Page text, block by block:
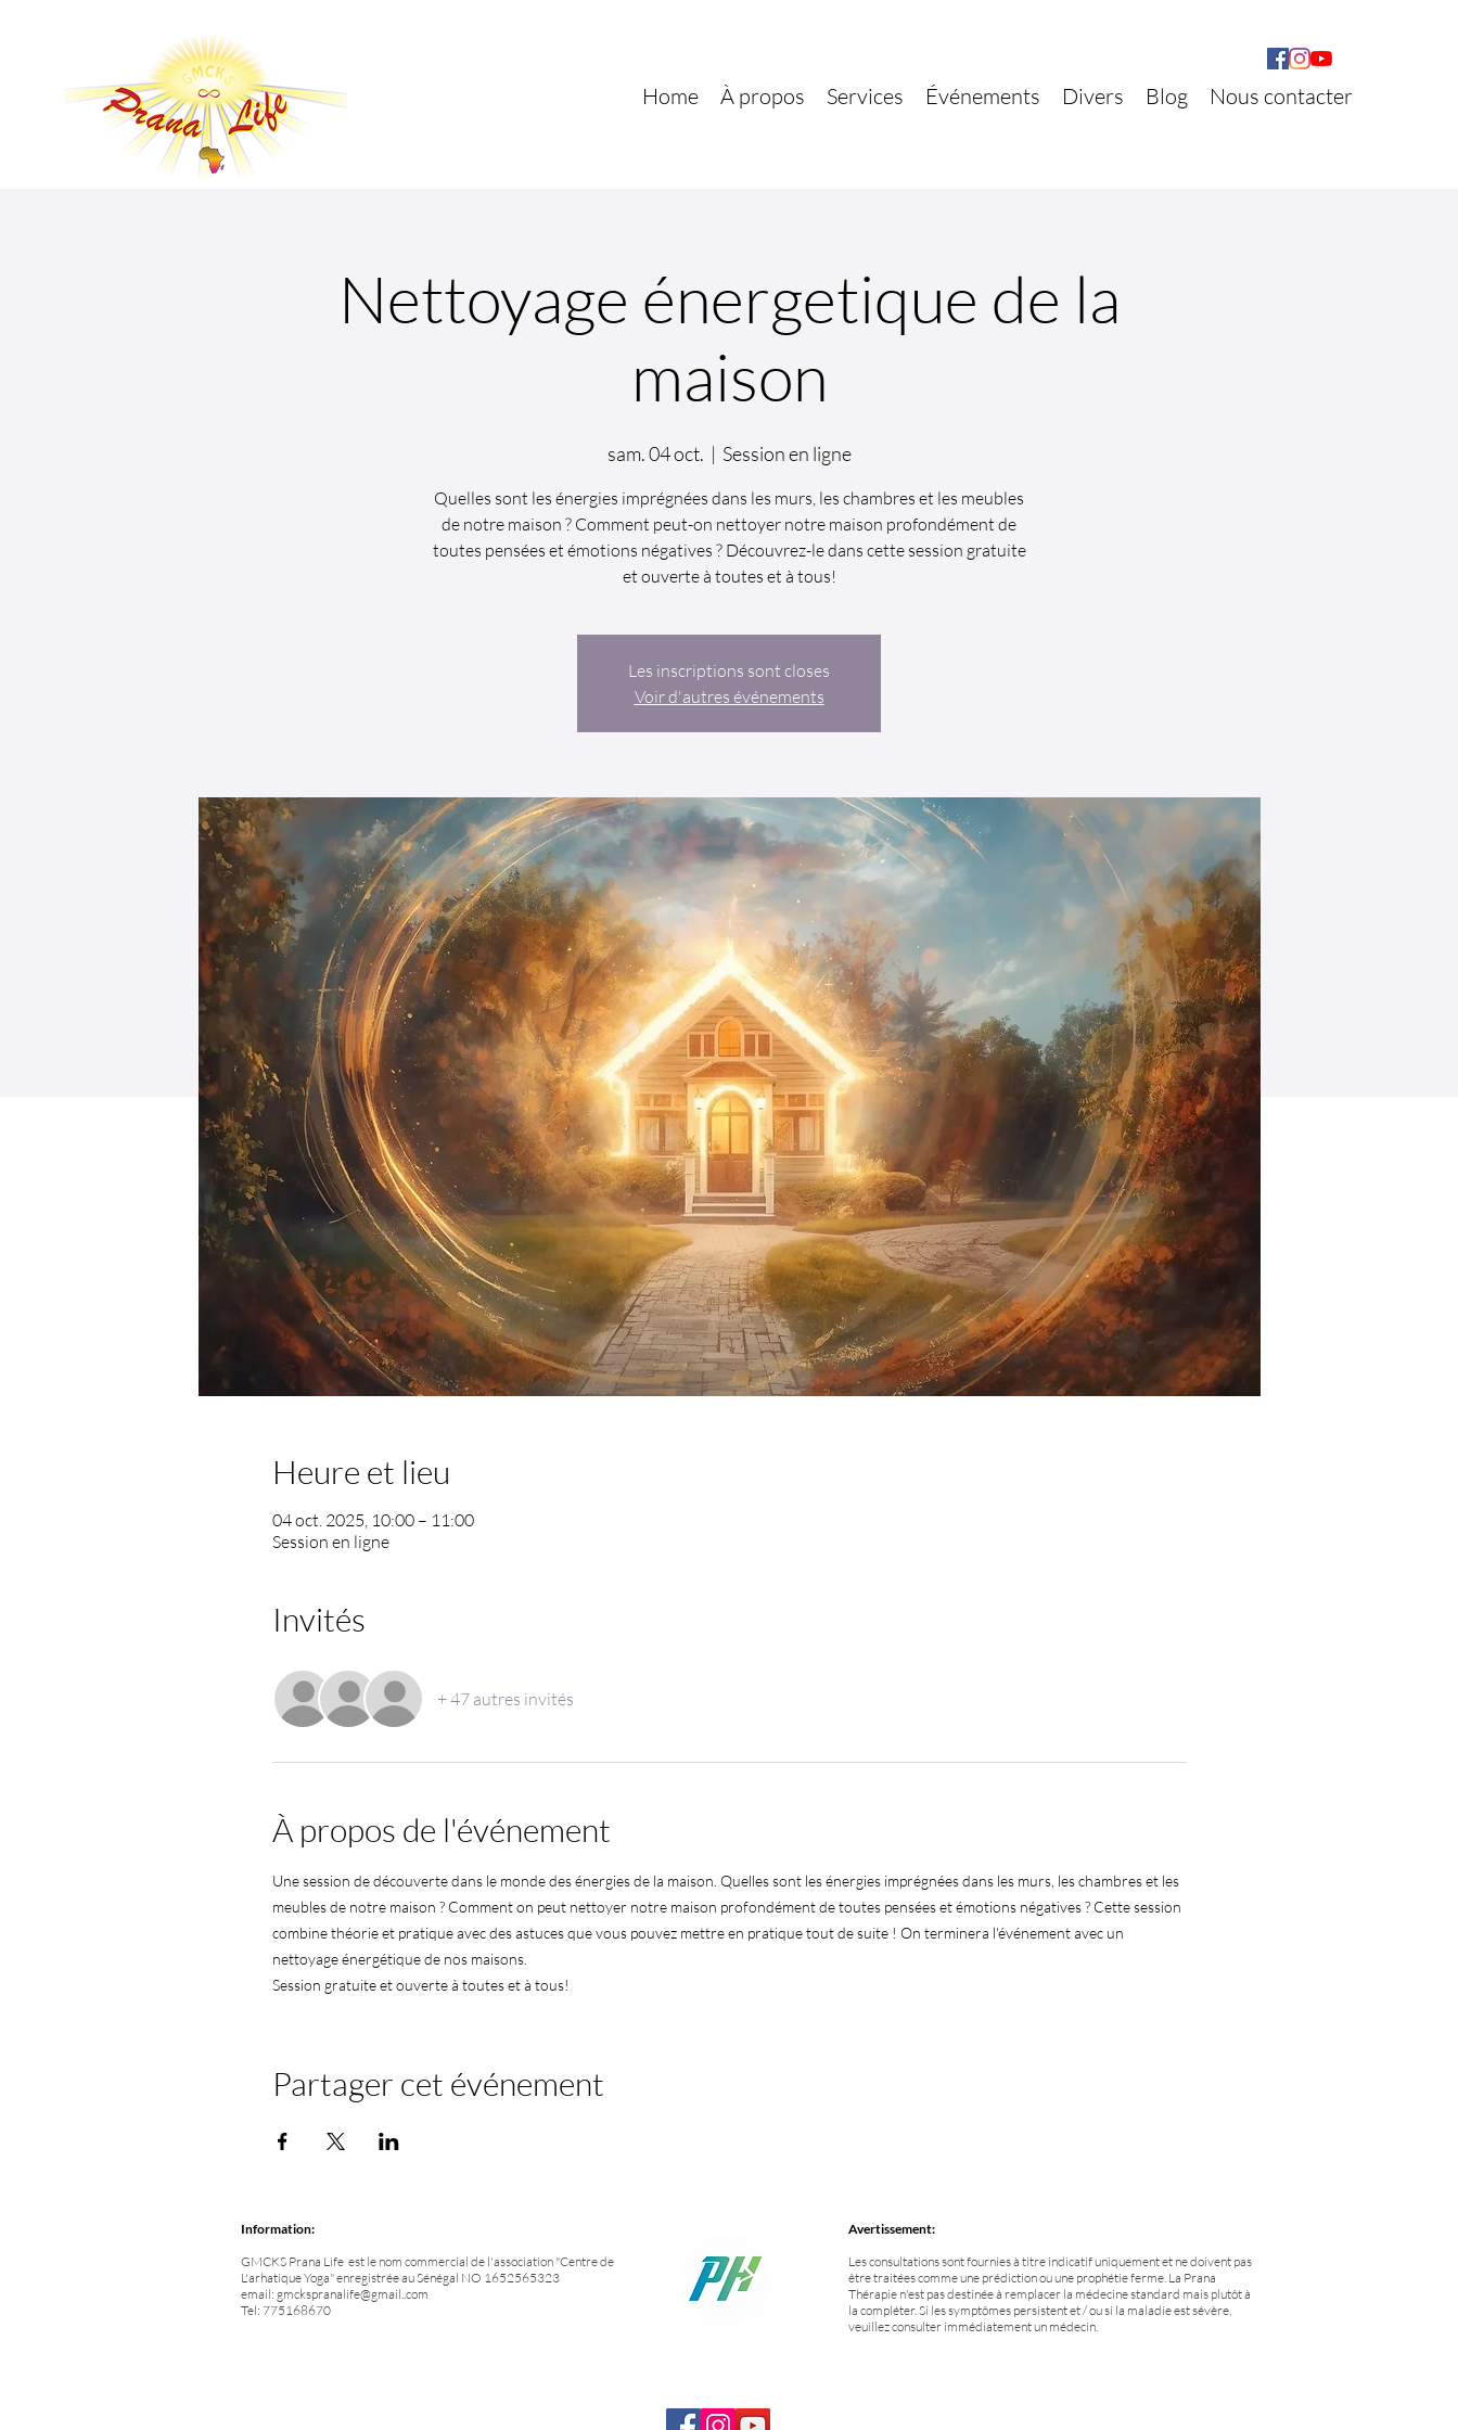
Home À propos Services Événements Divers Blog Nous contacter
Nettoyage énergetique de la
maison
sam. 04 oct.
  |
Session en ligne
Quelles sont les énergies imprégnées dans les murs, les chambres et les meubles
de notre maison ? Comment peut-on nettoyer notre maison profondément de
toutes pensées et émotions négatives ? Découvrez-le dans cette session gratuite
et ouverte à toutes et à tous!
Les inscriptions sont closes
Voir d'autres événements
Heure et lieu
04 oct. 2025, 10:00 – 11:00
Session en ligne
Invités
+ 47 autres invités
À propos de l'événement
Une session de découverte dans le monde des énergies de la maison. Quelles sont les énergies imprégnées dans les murs, les chambres et les
meubles de notre maison ? Comment on peut nettoyer notre maison profondément de toutes pensées et émotions négatives ? Cette session
combine théorie et pratique avec des astuces que vous pouvez mettre en pratique tout de suite ! On terminera l'événement avec un
nettoyage énergétique de nos maisons.
Session gratuite et ouverte à toutes et à tous!
Partager cet événement
Information:
GMCKS Prana Life est le nom commercial de l'association "Centre de
L'arhatique Yoga" enregistrée au Sénégal NO 1652565323
email: gmckspranalife@gmail..com
Tel: 775168670
Avertissement:
Les consultations sont fournies à titre indicatif uniquement et ne doivent pas
être traitées comme une prédiction ou une prophétie ferme. La Prana
Thérapie n'est pas destinée à remplacer la médecine standard mais plutôt à
la compléter. Si les symptômes persistent et / ou si la maladie est sévère,
veuillez consulter immédiatement un médecin.